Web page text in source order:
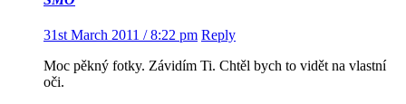
31st March 2011 / 8:22 pm Reply
Moc pěkný fotky. Závidím Ti. Chtěl bych to vidět na vlastní
oči.